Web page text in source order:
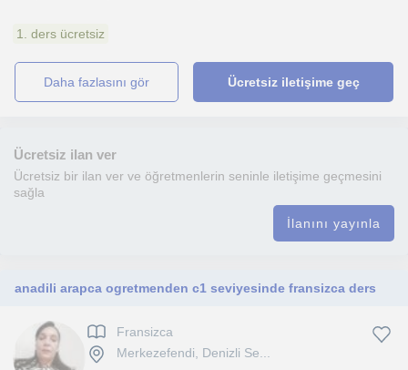
1. ders ücretsiz
daha fazlasını gör Ücretsiz iletişime geç
Ücretsiz ilan ver
Ücretsiz bir ilan ver ve öğretmenlerin seninle iletişime geçmesini
sağla
İlanını yayınla
anadili arapca ogretmenden c1 seviyesinde fransizca ders
Fransizca
Merkezefendi, Denizli Se...